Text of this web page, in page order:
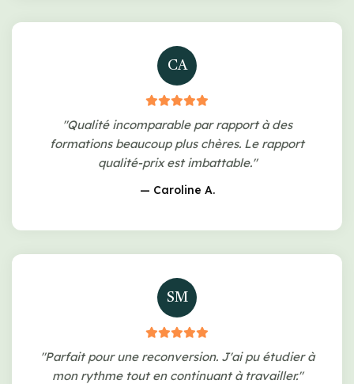
CA
"Qualité incomparable par rapport à des
formations beaucoup plus chères. Le rapport
qualité-prix est imbattable."
— Caroline A.
SM
"Parfait pour une reconversion. J'ai pu étudier à
mon rythme tout en continuant à travailler."